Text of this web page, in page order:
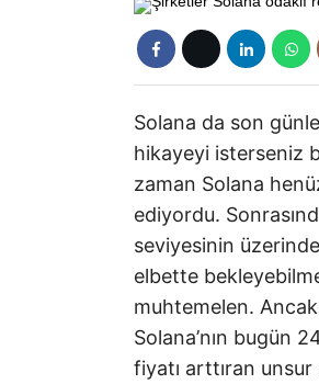
Solana da son
hikayeyi isterseniz
zaman Solana
ediyordu.
seviyesinin
elbette
muhtemelen. Ancak
Solana’nın bugün
fiyatı arttıran